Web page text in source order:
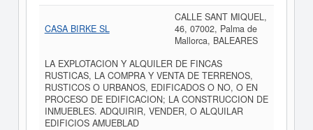
CASA BIRKE SL
CALLE SANT MIQUEL,
46, 07002, Palma de
Mallorca, BALEARES
LA EXPLOTACION Y ALQUILER DE FINCAS
RUSTICAS, LA COMPRA Y VENTA DE TERRENOS,
RUSTICOS O URBANOS, EDIFICADOS O NO, O EN
PROCESO DE EDIFICACION; LA CONSTRUCCION DE
INMUEBLES. ADQUIRIR, VENDER, O ALQUILAR
EDIFICIOS AMUEBLAD